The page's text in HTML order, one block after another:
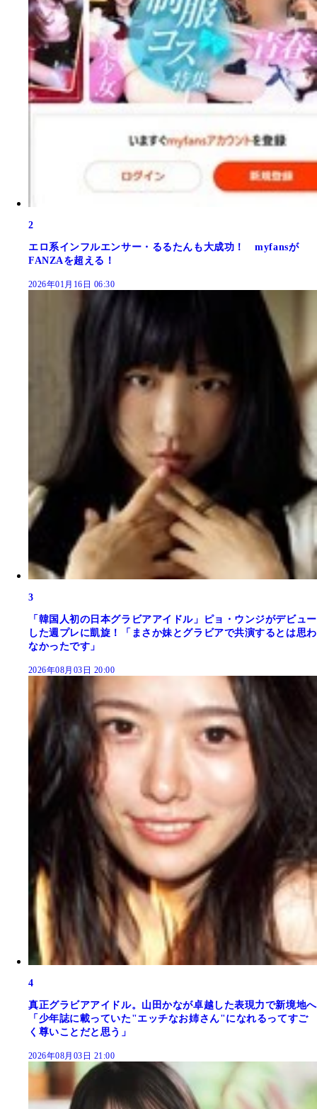
2
エロ系インフルエンサー・るるたんも大成功！ myfansが
FANZAを超える！
2026年01月16日 06:30
3
「韓国人初の日本グラビアアイドル」ピョ・ウンジがデビュー
した週プレに凱旋！「まさか妹とグラビアで共演するとは思わ
なかったです」
2026年08月03日 20:00
4
真正グラビアアイドル。山田かなが卓越した表現力で新境地へ
「少年誌に載っていた"エッチなお姉さん"になれるってすご
く尊いことだと思う」
2026年08月03日 21:00